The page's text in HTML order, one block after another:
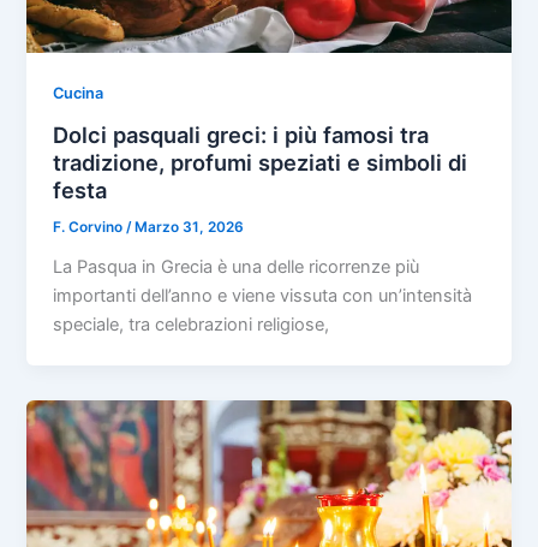
Cucina
Dolci pasquali greci: i più famosi tra
tradizione, profumi speziati e simboli di
festa
F. Corvino/ Marzo 31, 2026
La Pasqua in Grecia è una delle ricorrenze più
importanti dell’anno e viene vissuta con un’intensità
speciale, tra celebrazioni religiose,